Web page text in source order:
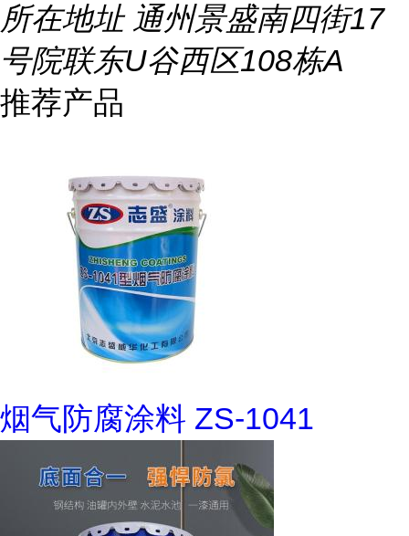
所在地址通州景盛南四街17
号院联东U谷西区108栋A
推荐产品
烟气防腐涂料 ZS-1041